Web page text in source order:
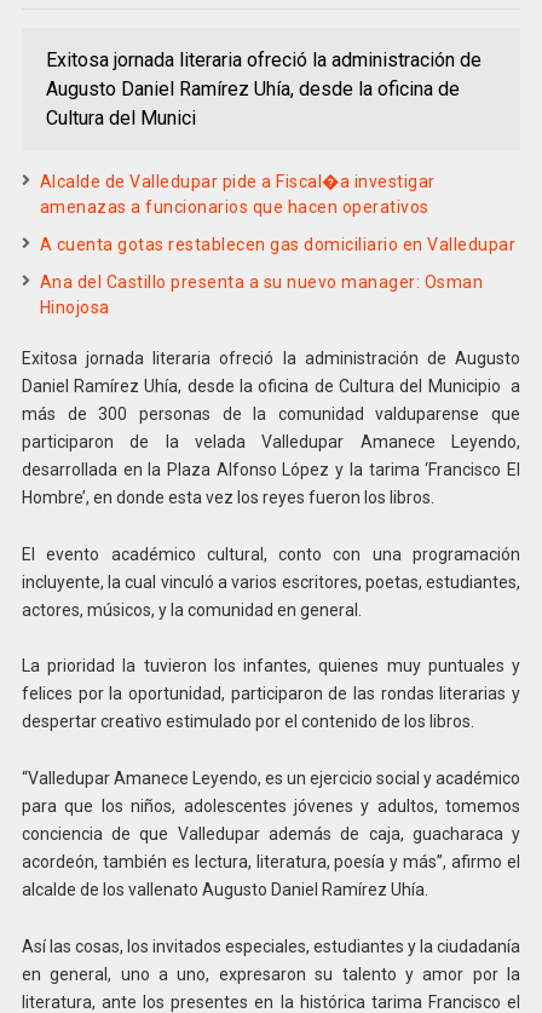
Exitosa jornada literaria ofreció la administración de
Augusto Daniel Ramírez Uhía, desde la oficina de
Cultura del Munici
Alcalde de Valledupar pide a Fiscal�a investigar
amenazas a funcionarios que hacen operativos
A cuenta gotas restablecen gas domiciliario en Valledupar
Ana del Castillo presenta a su nuevo manager: Osman
Hinojosa
Exitosa jornada literaria ofreció la administración de Augusto
Daniel Ramírez Uhía, desde la oficina de Cultura del Municipio a
más de 300 personas de la comunidad valduparense que
participaron de la velada Valledupar Amanece Leyendo,
desarrollada en la Plaza Alfonso López y la tarima ‘Francisco El
Hombre’, en donde esta vez los reyes fueron los libros.
El evento académico cultural, conto con una programación
incluyente, la cual vinculó a varios escritores, poetas, estudiantes,
actores, músicos, y la comunidad en general.
La prioridad la tuvieron los infantes, quienes muy puntuales y
felices por la oportunidad, participaron de las rondas literarias y
despertar creativo estimulado por el contenido de los libros.
“Valledupar Amanece Leyendo, es un ejercicio social y académico
para que los niños, adolescentes jóvenes y adultos, tomemos
conciencia de que Valledupar además de caja, guacharaca y
acordeón, también es lectura, literatura, poesía y más”, afirmo el
alcalde de los vallenato Augusto Daniel Ramírez Uhía.
Así las cosas, los invitados especiales, estudiantes y la ciudadanía
en general, uno a uno, expresaron su talento y amor por la
literatura, ante los presentes en la histórica tarima Francisco el